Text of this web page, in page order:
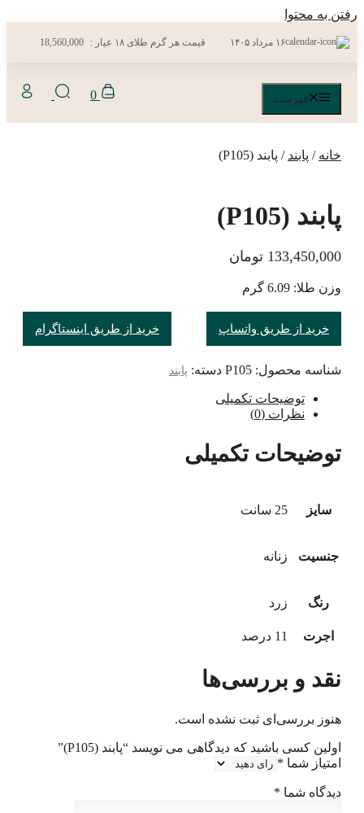
رفتن به محتوا
۱۶ مرداد ۱۴۰۵ قیمت هر گرم طلای ۱۸ عیار : 18,560,000
0 فهرست
خانه / پابند / پابند (P105)
پابند (P105)
133,450,000 تومان
وزن طلا: 6.09 گرم
خرید از طریق واتساپ خرید از طریق اینستاگرام
شناسه محصول: P105 دسته: پابند
توضیحات تکمیلی
نظرات (0)
توضیحات تکمیلی
سایز 25 سانت
جنسیت زنانه
رنگ زرد
اجرت 11 درصد
نقد و بررسی‌ها
هنوز بررسی‌ای ثبت نشده است.
اولین کسی باشید که دیدگاهی می نویسد “پابند (P105)”
امتیاز شما *
دیدگاه شما *